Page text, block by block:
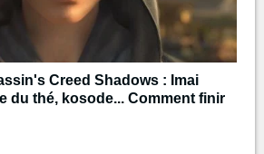
Creed Shadows : Imai
du thé, kosode... Comment finir